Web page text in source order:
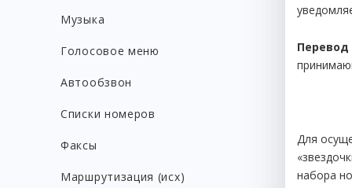
Музыка
Голосовое меню
Автообзвон
Списки номеров
Факсы
Маршрутизация (исх)
Для
набора